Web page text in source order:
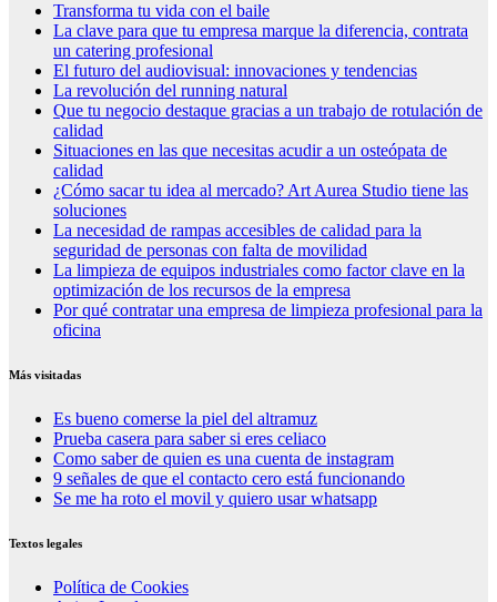
Transforma tu vida con el baile
La clave para que tu empresa marque la diferencia, contrata
un catering profesional
El futuro del audiovisual: innovaciones y tendencias
La revolución del running natural
Que tu negocio destaque gracias a un trabajo de rotulación de
calidad
Situaciones en las que necesitas acudir a un osteópata de
calidad
¿Cómo sacar tu idea al mercado? Art Aurea Studio tiene las
soluciones
La necesidad de rampas accesibles de calidad para la
seguridad de personas con falta de movilidad
La limpieza de equipos industriales como factor clave en la
optimización de los recursos de la empresa
Por qué contratar una empresa de limpieza profesional para la
oficina
Más visitadas
Es bueno comerse la piel del altramuz
Prueba casera para saber si eres celiaco
Como saber de quien es una cuenta de instagram
9 señales de que el contacto cero está funcionando
Se me ha roto el movil y quiero usar whatsapp
Textos legales
Política de Cookies